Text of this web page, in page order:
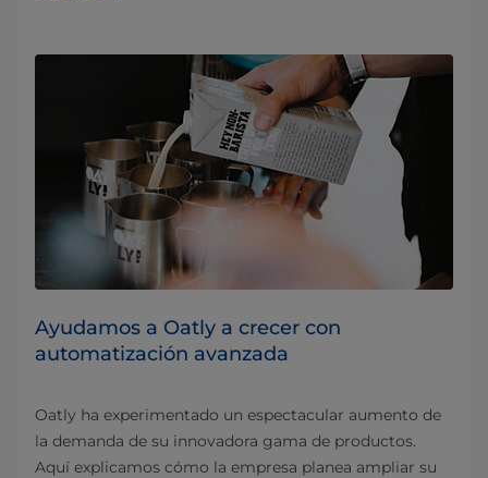
Ayudamos a Oatly a crecer con
automatización avanzada
Oatly ha experimentado un espectacular aumento de
la demanda de su innovadora gama de productos.
Aquí explicamos cómo la empresa planea ampliar su